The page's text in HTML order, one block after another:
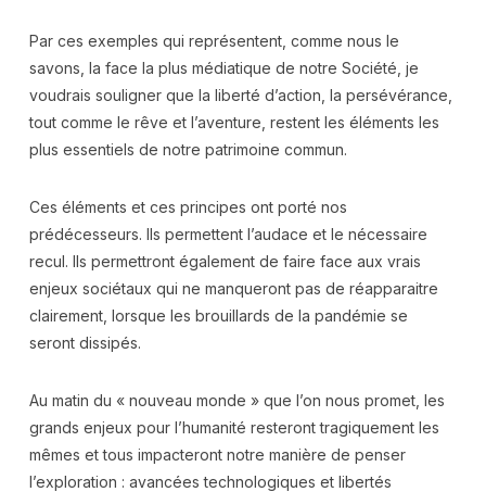
Par ces exemples qui représentent, comme nous le
savons, la face la plus médiatique de notre Société, je
voudrais souligner que la liberté d’action, la persévérance,
tout comme le rêve et l’aventure, restent les éléments les
plus essentiels de notre patrimoine commun.
Ces éléments et ces principes ont porté nos
prédécesseurs. Ils permettent l’audace et le nécessaire
recul. Ils permettront également de faire face aux vrais
enjeux sociétaux qui ne manqueront pas de réapparaitre
clairement, lorsque les brouillards de la pandémie se
seront dissipés.
Au matin du « nouveau monde » que l’on nous promet, les
grands enjeux pour l’humanité resteront tragiquement les
mêmes et tous impacteront notre manière de penser
l’exploration : avancées technologiques et libertés